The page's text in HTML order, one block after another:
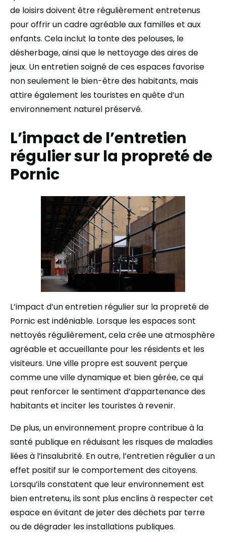
de loisirs doivent être régulièrement entretenus
pour offrir un cadre agréable aux familles et aux
enfants. Cela inclut la tonte des pelouses, le
désherbage, ainsi que le nettoyage des aires de
jeux. Un entretien soigné de ces espaces favorise
non seulement le bien-être des habitants, mais
attire également les touristes en quête d’un
environnement naturel préservé.
L’impact de l’entretien
régulier sur la propreté de
Pornic
L’impact d’un entretien régulier sur la propreté de
Pornic est indéniable. Lorsque les espaces sont
nettoyés régulièrement, cela crée une atmosphère
agréable et accueillante pour les résidents et les
visiteurs. Une ville propre est souvent perçue
comme une ville dynamique et bien gérée, ce qui
peut renforcer le sentiment d’appartenance des
habitants et inciter les touristes à revenir.
De plus, un environnement propre contribue à la
santé publique en réduisant les risques de maladies
liées à l’insalubrité. En outre, l’entretien régulier a un
effet positif sur le comportement des citoyens.
Lorsqu’ils constatent que leur environnement est
bien entretenu, ils sont plus enclins à respecter cet
espace en évitant de jeter des déchets par terre
ou de dégrader les installations publiques.